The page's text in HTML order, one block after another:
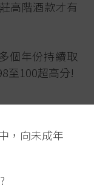
，向未成年
高階酒款才有
個年份持續取
至100超高分!